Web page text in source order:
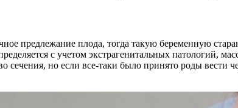
предлежание плода, тогда такую беременную
с учетом экстрагенитальных патологий,
но если все-таки было принято роды вести